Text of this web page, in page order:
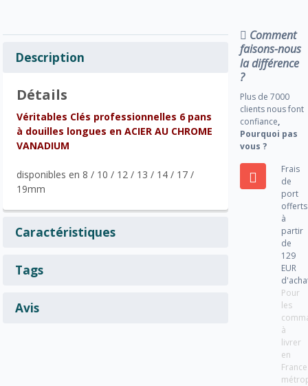
Description
Détails
Véritables Clés professionnelles 6 pans
à douilles longues en ACIER AU CHROME
VANADIUM
disponibles en 8 / 10 / 12 / 13 / 14 / 17 /
19mm
Caractéristiques
Tags
Avis
Comment
faisons-nous
la différence
?
Plus de 7000
clients nous font
confiance,
Pourquoi pas
vous ?
Frais
de
port
offerts
à
partir
de
129
EUR
Pour
les
à
livrer
en
France